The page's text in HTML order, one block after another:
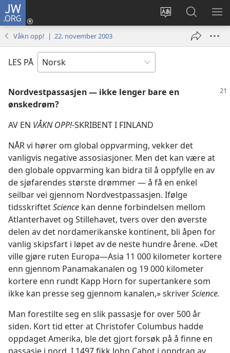
JW.ORG
Endre
Logg
inn
vindu)
Søk
på
JW.ORG
VIS
Våkn opp! | 22. november 2003
LES PÅ
Nordvestpassasjen — ikke lenger bare en
ønskedrøm?
AV EN VÅKN OPP!-SKRIBENT I FINLAND
NÅR vi hører om global oppvarming, vekker det
vanligvis negative assosiasjoner. Men det kan være at
den globale oppvarming kan bidra til å oppfylle en av
de sjøfarendes største drømmer — å få en enkel
seilbar vei gjennom Nordvestpassasjen. Ifølge
tidsskriftetScience kan denne forbindelsen mellom
Atlanterhavet og Stillehavet, tvers over den øverste
delen av det nordamerikanske kontinent, bli åpen for
vanlig skipsfart i løpet av de neste hundre årene. «Det
ville gjøre ruten Europa—Asia 11 000 kilometer kortere
enn gjennom Panamakanalen og 19 000 kilometer
kortere enn rundt Kapp Horn for supertankere som
ikke kan presse seg gjennom kanalen,» skriverScience.
Man forestilte seg en slik passasje for over 500 år
siden. Kort tid etter at Christofer Columbus hadde
oppdaget Amerika, ble det gjort forsøk på å finne en